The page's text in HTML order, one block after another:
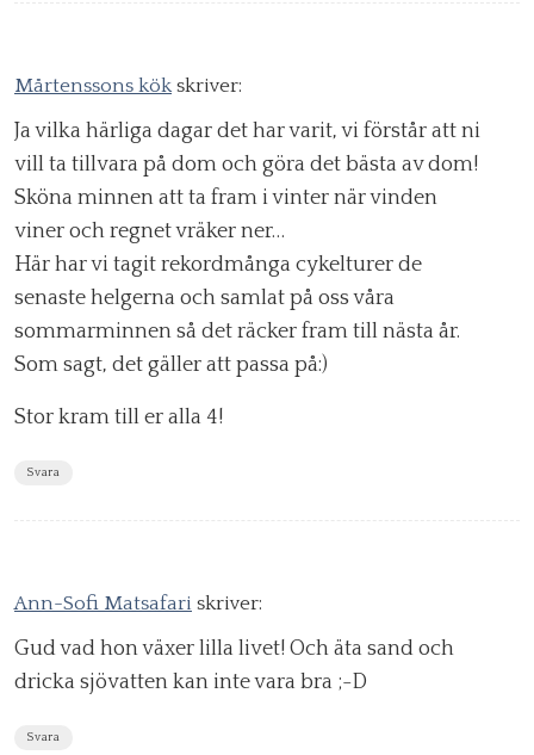
Mårtenssons kök skriver:
Ja vilka härliga dagar det har varit, vi förstår att ni
vill ta tillvara på dom och göra det bästa av dom!
Sköna minnen att ta fram i vinter när vinden
viner och regnet vräker ner…
Här har vi tagit rekordmånga cykelturer de
senaste helgerna och samlat på oss våra
sommarminnen så det räcker fram till nästa år.
Som sagt, det gäller att passa på:)
Stor kram till er alla 4!
Svara
Ann-Sofi Matsafari skriver:
Gud vad hon växer lilla livet! Och äta sand och
dricka sjövatten kan inte vara bra ;-D
Svara